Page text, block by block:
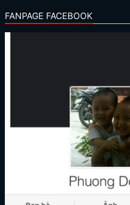
FANPAGE FACEBOOK